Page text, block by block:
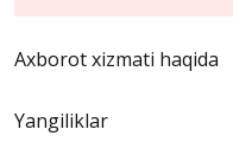
Axborot xizmati haqida
Yangiliklar